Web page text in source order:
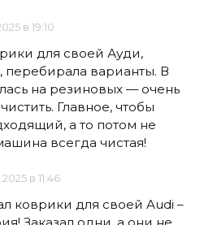
в 19:10
для своей Ауди,
перебирала варианты. В
на резиновых — очень
Главное, чтобы
а то потом не
всегда чистая!
в 11:46
коврики для своей Audi –
Заказал одни, а они не